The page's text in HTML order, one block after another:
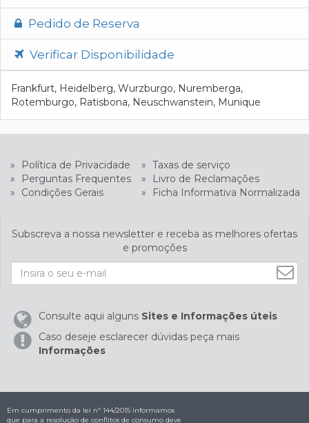
Pedido de Reserva
Verificar Disponibilidade
Frankfurt, Heidelberg, Wurzburgo, Nuremberga,
Rotemburgo, Ratisbona, Neuschwanstein, Munique
» Política de Privacidade » Taxas de serviço
»
Perguntas Frequentes »
Livro de Reclamações
»
Condições Gerais » Ficha Informativa Normalizada
Subscreva a nossa newsletter e receba as melhores ofertas
e promoções
Consulte aqui alguns Sites e Informações úteis
Caso deseje esclarecer dúvidas peça mais
Informações
Em cumprimento da lei nº 144/2015 informamos
que para a resolução de conflitos de consumo deve